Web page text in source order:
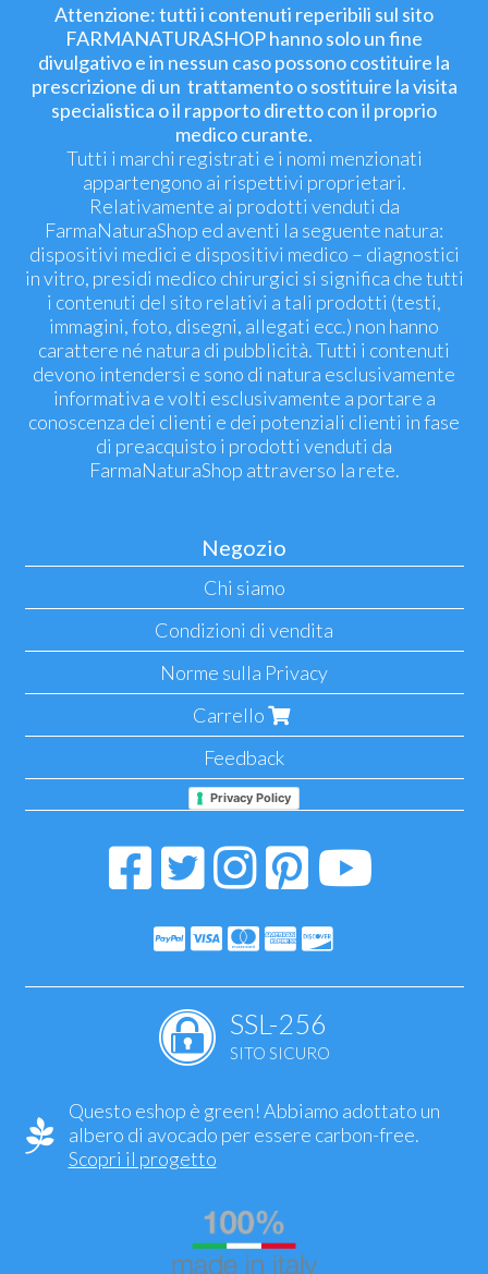
Attenzione: tutti i contenuti reperibili sul sito
FARMANATURASHOP hanno solo un fine
divulgativo e in nessun caso possono costituire la
prescrizione di un trattamento o sostituire la visita
specialistica o il rapporto diretto con il proprio
medico curante.
Tutti i marchi registrati e i nomi menzionati
appartengono ai rispettivi proprietari.
Relativamente ai prodotti venduti da
FarmaNaturaShop ed aventi la seguente natura:
dispositivi medici e dispositivi medico – diagnostici
in vitro, presidi medico chirurgici si significa che tutti
i contenuti del sito relativi a tali prodotti (testi,
immagini, foto, disegni, allegati ecc.) non hanno
carattere né natura di pubblicità. Tutti i contenuti
devono intendersi e sono di natura esclusivamente
informativa e volti esclusivamente a portare a
conoscenza dei clienti e dei potenziali clienti in fase
di preacquisto i prodotti venduti da
FarmaNaturaShop attraverso la rete.
Negozio
Chi siamo
Condizioni di vendita
Norme sulla Privacy
Carrello
Feedback
Privacy Policy
SSL-256
SITO SICURO
Questo eshop è green! Abbiamo adottato un
albero di avocado per essere carbon-free.
Scopri il progetto